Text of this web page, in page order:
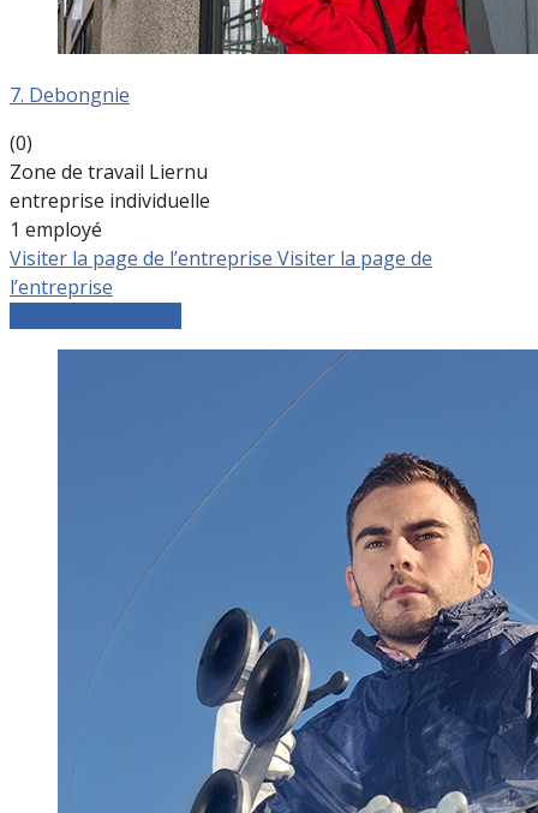
7. Debongnie
(0)
Zone de travail Liernu
entreprise individuelle
1 employé
Visiter la page de l’entreprise Visiter la page de
l’entreprise